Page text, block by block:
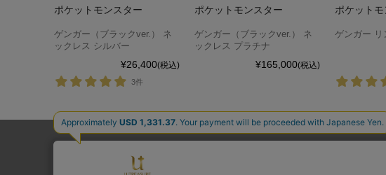
ポケットモンスター
ゲンガー（ブラックver.） ネ
ックレス シルバー
¥26,400(税込)
3件
ポケットモンスター
ゲンガー（ブラックver.） ネ
ックレス プラチナ
¥165,000(税込)
ポケット
ゲンガー リ